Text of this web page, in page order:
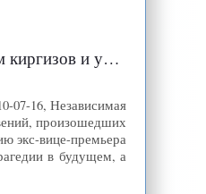
и узбеков
07-16, Независимая
произошедших
экс-вице-премьера
в будущем, а